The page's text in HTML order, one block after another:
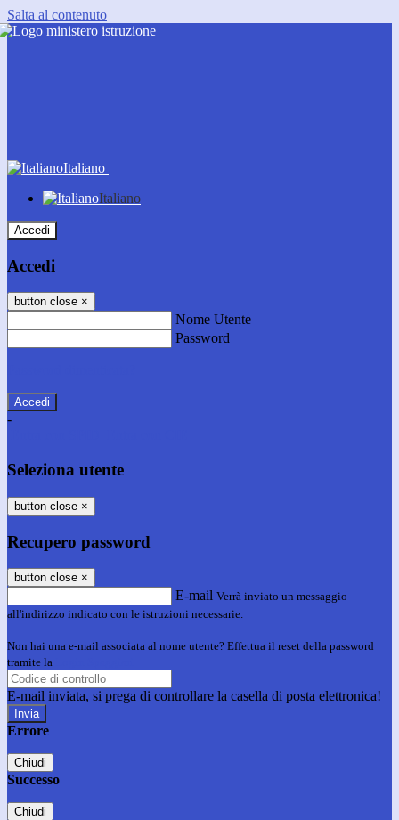
Salta al contenuto
Italiano
Italiano
Accedi
Accedi
button close ×
Nome Utente
Password
-
Seleziona utente
button close ×
Recupero password
button close ×
E-mail Verrà inviato un messaggio
all'indirizzo indicato con le istruzioni necessarie.
Non hai una e-mail associata al nome utente? Effettua il reset della password
tramite la
E-mail inviata, si prega di controllare la casella di posta elettronica!
Errore
Chiudi
Successo
Chiudi